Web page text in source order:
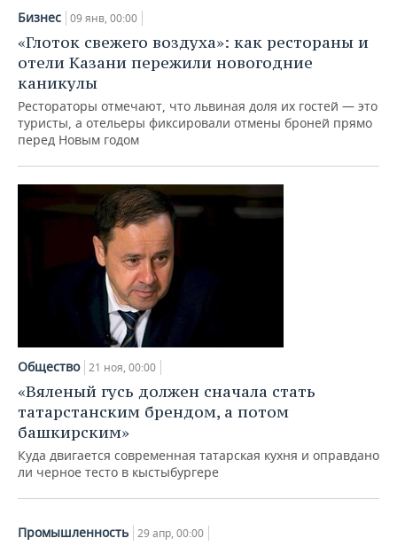
ТЕЛЕКОММУНИКАЦИИ
БИЗНЕС-БРАНЧИ
ONLINE-КОНФЕРЕНЦИИ
ОТКРЫТАЯ ЛЕКЦИЯ
ФУТБОЛ
ХОККЕЙ
БАСКЕТБОЛ
ВОЛЕЙБОЛ
ФИГУРНОЕ КАТАНИЕ
ВОДНЫЕ ВИДЫ СПОРТА
ХОККЕЙ С МЯЧОМ
НОВОСТИ ОБЩЕСТВА
ВЛАСТЬ
ИНФРАСТРУКТУРА
ИСТОРИЯ
МЕДИЦИНА
ОБРАЗОВАНИЕ
ПРОИСШЕСТВИЯ
ФОТОГАЛЕРЕЯ
СЮЖЕТЫ
СПРАВОЧНИК
СПИСОК ПЕРСОН
ПОЛНАЯ ВЕРСИЯ
Бизнес 09 янв, 00:00
«Глоток свежего воздуха»: как рестораны и
отели Казани пережили новогодние
каникулы
Рестораторы отмечают, что львиная доля их гостей — это
туристы, а отельеры фиксировали отмены броней прямо
перед Новым годом
Общество 21 ноя, 00:00
«Вяленый гусь должен сначала стать
татарстанским брендом, а потом
башкирским»
Куда двигается современная татарская кухня и оправдано
ли черное тесто в кыстыбургере
Промышленность 29 апр, 00:00